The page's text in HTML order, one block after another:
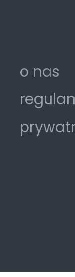
o nas